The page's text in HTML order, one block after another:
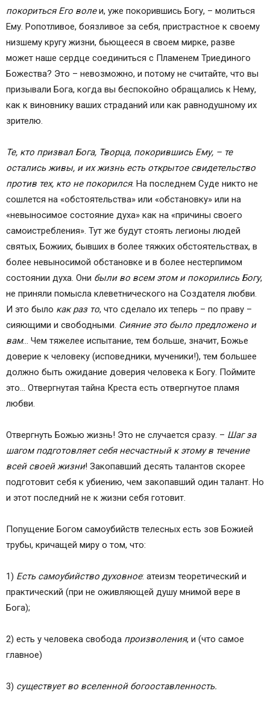
покориться Его волеи, уже покорившись Богу, – молиться
Ему. Ропотливое, боязливое за себя, пристрастное к своему
низшему кругу жизни, бьющееся в своем мирке, разве
может наше сердце соединиться с Пламенем Триединого
Божества? Это – невозможно, и потому не считайте, что вы
призывали Бога, когда вы беспокойно обращались к Нему,
как к виновнику ваших страданий или как равнодушному их
зрителю.
Те, кто призвал Бога, Творца, покорившись Ему, – те
остались живы, и их жизнь есть открытое свидетельство
против тех, кто не покорился. На последнем Суде никто не
сошлется на «обстоятельства» или «обстановку» или на
«невыносимое состояние духа» как на «причины своего
самоистребления». Тут же будут стоять легионы людей
святых, Божиих, бывших в более тяжких обстоятельствах, в
более невыносимой обстановке и в более нестерпимом
состоянии духа. Они были во всем этом и покорились Богу,
не приняли помысла клеветнического на Создателя любви.
И это было как раз то, что сделало их теперь – по праву –
сияющими и свободными. Сияние это было предложено и
вам… Чем тяжелее испытание, тем больше, значит, Божье
доверие к человеку (исповедники, мученики!), тем большее
должно быть ожидание доверия человека к Богу. Поймите
это… Отвергнутая тайна Креста есть отвергнутое пламя
любви.
Отвергнуть Божью жизнь! Это не случается сразу. – Шаг за
шагом подготовляет себя несчастный к этому в течение
всей своей жизни! Закопавший десять талантов скорее
подготовит себя к убиению, чем закопавший один талант. Но
и этот последний не к жизни себя готовит.
Попущение Богом самоубийств телесных есть зов Божией
трубы, кричащей миру о том, что:
1) Есть самоубийство духовное: атеизм теоретический и
практический (при не оживляющей душу мнимой вере в
Бога);
2) есть у человека свобода произволения, и (что самое
главное)
3) существует во вселенной богооставленность.